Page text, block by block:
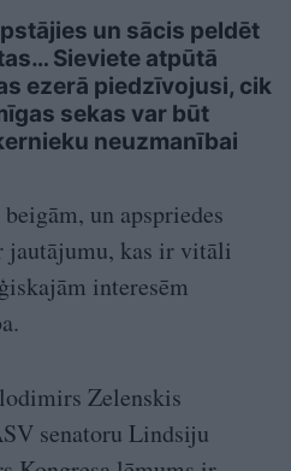
un sācis peldēt
Sieviete atpūtā
ezerā piedzīvojusi, cik
sekas var būt
neuzmanībai
un apspriedes
jautājumu, kas ir vitāli
interesēm
Zelenskis
senatoru Lindsiju